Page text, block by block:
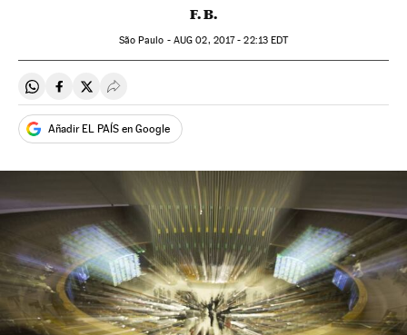
F. B.
São Paulo - AUG 02, 2017 - 22:13EDT
Compartir en Whatsapp
Compartir en Facebook
Compartir en Twitter
Desplegar Redes Sociales
Añadir EL PAÍS en Google